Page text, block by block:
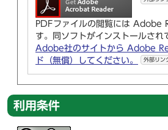
PDFファイルの閲覧には Adobe
す。同ソフトがインストールされ
Adobe社のサイトから Adobe
ド（無償）してください。
外部リン
利用条件